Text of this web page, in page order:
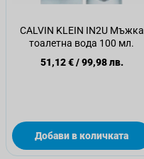
CALVIN KLEIN IN2U Мъжка
тоалетна вода 100 мл.
51,12 €/99,98 лв.
Добави в количката